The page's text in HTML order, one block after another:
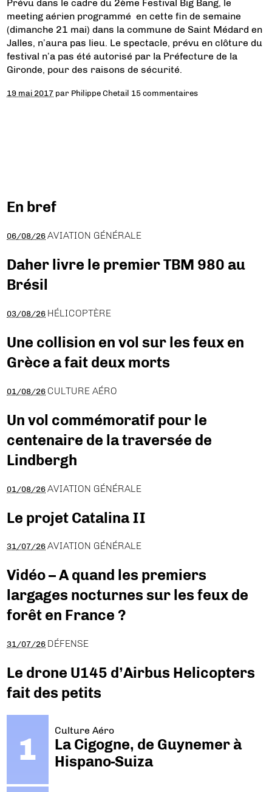
Prévu dans le cadre du 2ème Festival Big Bang, le
meeting aérien programmé en cette fin de semaine
(dimanche 21 mai) dans la commune de Saint Médard en
Jalles, n’aura pas lieu. Le spectacle, prévu en clôture du
festival n’a pas été autorisé par la Préfecture de la
Gironde, pour des raisons de sécurité.
19 mai 2017 par Philippe Chetail 15 commentaires
En bref
06/08/26 AVIATION GÉNÉRALE
Daher livre le premier TBM 980 au
Brésil
03/08/26 HÉLICOPTÈRE
Une collision en vol sur les feux en
Grèce a fait deux morts
01/08/26 CULTURE AÉRO
Un vol commémoratif pour le
centenaire de la traversée de
Lindbergh
01/08/26 AVIATION GÉNÉRALE
Le projet Catalina II
31/07/26 AVIATION GÉNÉRALE
Vidéo – A quand les premiers
largages nocturnes sur les feux de
forêt en France ?
31/07/26 DÉFENSE
Le drone U145 d’Airbus Helicopters
fait des petits
Culture Aéro
La Cigogne, de Guynemer à
Hispano-Suiza